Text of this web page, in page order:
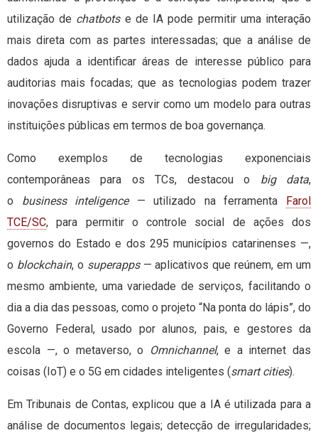
utilização de chatbots e de IA pode permitir uma interação
mais direta com as partes interessadas; que a análise de
dados ajuda a identificar áreas de interesse público para
auditorias mais focadas; que as tecnologias podem trazer
inovações disruptivas e servir como um modelo para outras
instituições públicas em termos de boa governança.
Como exemplos de tecnologias exponenciais
contemporâneas para os TCs, destacou o big data,
o business inteligence— utilizado na ferramenta Farol
TCE/SC, para permitir o controle social de ações dos
governos do Estado e dos 295 municípios catarinenses —,
o blockchain, o superapps — aplicativos que reúnem, em um
mesmo ambiente, uma variedade de serviços, facilitando o
dia a dia das pessoas, como o projeto “Na ponta do lápis”, do
Governo Federal, usado por alunos, pais, e gestores da
escola —, o metaverso, o
Omnichannel, e a internet das
coisas (IoT) e o 5G em cidades inteligentes (smart cities).
Em Tribunais de Contas, explicou que a IA é utilizada para a
análise de documentos legais; detecção de irregularidades;